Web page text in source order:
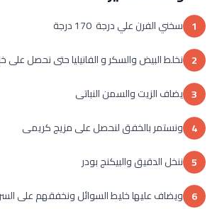
1 سخني الفرن علي درجة 170 درجة
2 نخلط البيض والسكر و الفانيليا حتى نحصل على
3 يضاف الزيت والسمن النباتى
4 ونستمر بالخفق لنحصل على مزيج كريمى
5 ننخل الدقيق والبيكنج بودر
6 ويضاف عليها خليط السوائل ونخفقهم على